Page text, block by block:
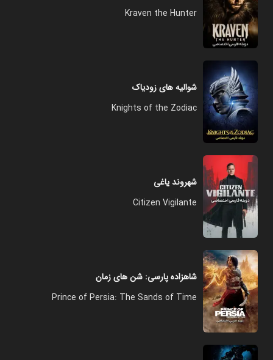
Kraven the Hunter
شوالیه های زودیاک
Knights of the Zodiac
شهروند یاغی
Citizen Vigilante
شاهزاده پارسی: شن های زمان
Prince of Persia: The Sands of Time